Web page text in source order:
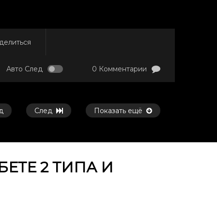
Авто След 0 Комментарии
След Показать ещё
2 ТИПА И